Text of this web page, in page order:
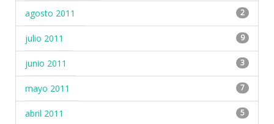
agosto 2011 2
julio 2011 9
junio 2011 3
mayo 2011 7
abril 2011 5